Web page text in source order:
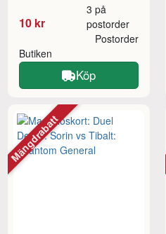
10 kr
3 på
postorder
Butiken
Postorder
Köp
Mängdrabatt